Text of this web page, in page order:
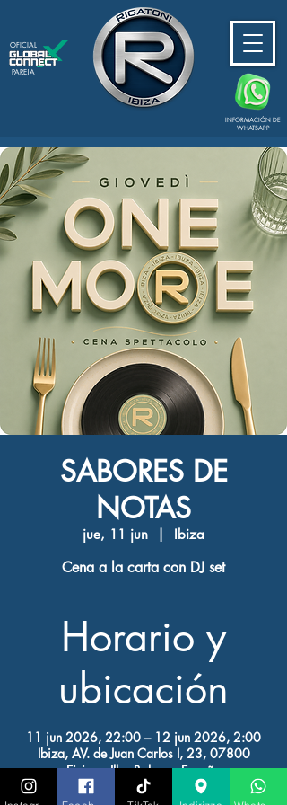
PAREJA
OFICIAL
INFORMACIÓN DE
WHATSAPP
SABORES DE
NOTAS
jue, 11 jun
  |
Ibiza
Cena a la carta con DJ set
Horario y
ubicación
11 jun 2026, 22:00 – 12 jun 2026, 2:00
Ibiza, AV. de Juan Carlos I, 23, 07800
Eivissa, Illes Balears, España
Otras fechas